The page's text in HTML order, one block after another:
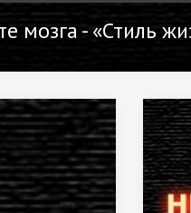
мозга - «Стиль